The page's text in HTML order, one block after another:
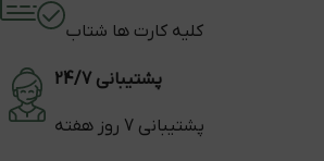
کلیه کارت ها شتاب
پشتیبانی 24/7
پشتیبانی 7 روز هفته